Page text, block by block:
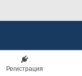
Регистрация